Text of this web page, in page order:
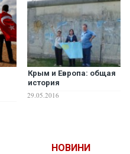
Крым и Европа: общая
история
29.05.2016
НОВИНИ